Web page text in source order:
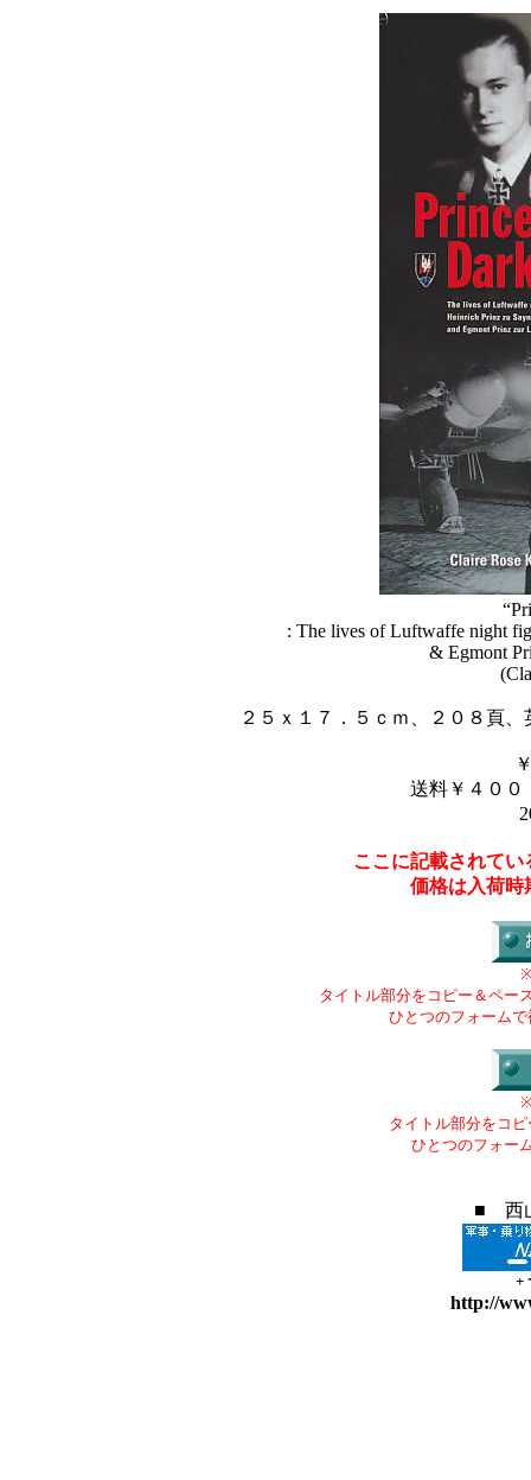
: The lives of Luftwaffe night
& Egmont
２５ｘ１７．５ｃｍ、２０８頁
送料￥４００
ここに記載されて
価格は入荷時
タイトル部分をコピー＆ペー
ひとつのフォーム
タイトル部分をコ
ひとつのフォー
■ 西
+
http://